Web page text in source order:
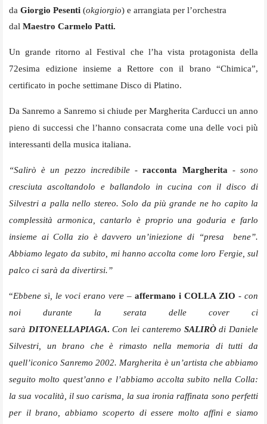
da Giorgio Pesenti (okgiorgio) e arrangiata per l’orchestra
dal Maestro Carmelo Patti.
Un grande ritorno al Festival che l’ha vista protagonista della
72esima edizione insieme a Rettore con il brano “Chimica”,
certificato in poche settimane Disco di Platino.
Da Sanremo a Sanremo si chiude per Margherita Carducci un anno
pieno di successi che l’hanno consacrata come una delle voci più
interessanti della musica italiana.
“Salirò è un pezzo incredibile-racconta Margherita- sono
cresciuta ascoltandolo e ballandolo in cucina con il disco di
Silvestri a palla nello stereo. Solo da più grande ne ho capito la
complessità armonica, cantarlo è proprio una goduria e farlo
insieme ai Colla zio è davvero un’iniezione di “presa bene”.
Abbiamo legato da subito, mi hanno accolta come loro Fergie, sul
palco ci sarà da divertirsi.”
“Ebbene sì, le voci erano vere – affermano i COLLA ZIO - con
noi durante la serata delle cover ci
sarà DITONELLAPIAGA.Con lei canteremo SALIRÒdi Daniele
Silvestri, un brano che è rimasto nella memoria di tutti da
quell’iconico Sanremo 2002. Margherita è un’artista che abbiamo
seguito molto quest’anno e l’abbiamo accolta subito nella Colla:
la sua vocalità, il suo carisma, la sua ironia raffinata sono perfetti
per il brano, abbiamo scoperto di essere molto affini e siamo